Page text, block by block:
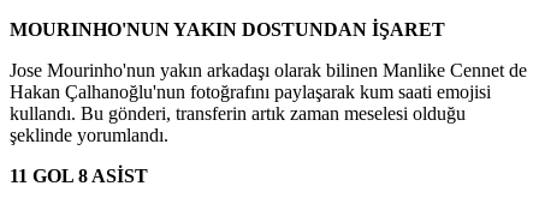
MOURINHO'NUN YAKIN DOSTUNDAN İŞARET
Jose Mourinho'nun yakın arkadaşı olarak bilinen Manlike Cennet de
Hakan Çalhanoğlu'nun fotoğrafını paylaşarak kum saati emojisi
kullandı. Bu gönderi, transferin artık zaman meselesi olduğu
şeklinde yorumlandı.
11 GOL 8 ASİST